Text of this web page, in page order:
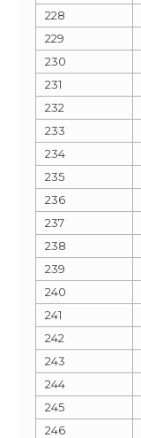
228
229
230
231
232
233
234
235
236
237
238
239
240
241
242
243
244
245
246